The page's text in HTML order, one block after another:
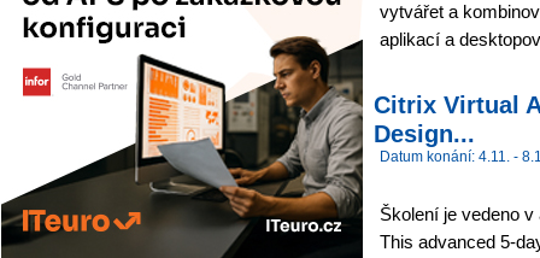
vytvářet a
aplikací a
Citrix Virtual
Design...
Datum konání: 4.11. -
Školení je vedeno
This advanced 5-